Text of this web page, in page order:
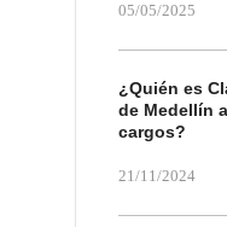
05/05/2025
¿Quién es
de Medellín
cargos?
21/11/2024